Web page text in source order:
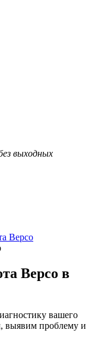
выходных
Версо
Версо в
вашего
выявим проблему и